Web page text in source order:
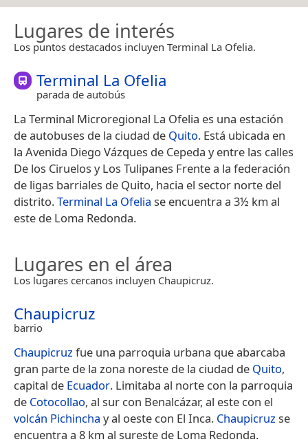
Lugares de interés
Los puntos destacados incluyen Terminal La Ofelia.
Terminal La Ofelia
parada de autobús
La Terminal Microregional La Ofelia es una estación
de autobuses de la ciudad de Quito. Está ubicada en
la Avenida Diego Vázques de Cepeda y entre las calles
De los Ciruelos y Los Tulipanes Frente a la federación
de ligas barriales de Quito, hacia el sector norte del
distrito.Terminal La Ofelia se encuentra a 3½ km al
este de Loma Redonda.
Lugares en el área
Los lugares cercanos incluyen Chaupicruz.
Chaupicruz
barrio
Chaupicruzfue una parroquia urbana que abarcaba
gran parte de la zona noreste de la ciudad de Quito,
capital de Ecuador. Limitaba al norte con la parroquia
de Cotocollao, al sur con Benalcázar, al este con el
volcán Pichincha y al oeste con El Inca. Chaupicruzse
encuentra a 8 km al sureste de Loma Redonda.